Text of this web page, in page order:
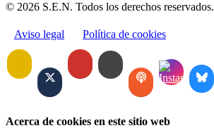
© 2026 S.E.N. Todos los derechos reservados.
Aviso legal Política de cookies
Acerca de cookies en este sitio web